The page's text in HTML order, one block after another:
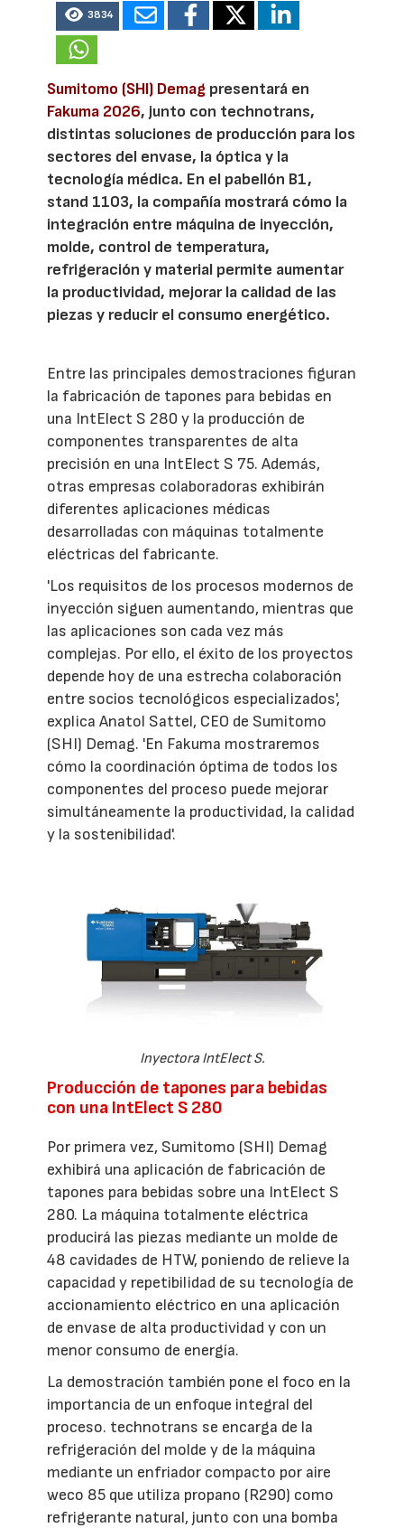
3834
Sumitomo (SHI) Demag presentará en
Fakuma 2026, junto con technotrans,
distintas soluciones de producción para los
sectores del envase, la óptica y la
tecnología médica. En el pabellón B1,
stand 1103, la compañía mostrará cómo la
integración entre máquina de inyección,
molde, control de temperatura,
refrigeración y material permite aumentar
la productividad, mejorar la calidad de las
piezas y reducir el consumo energético.
Entre las principales demostraciones figuran
la fabricación de tapones para bebidas en
una IntElect S 280 y la producción de
componentes transparentes de alta
precisión en una IntElect S 75. Además,
otras empresas colaboradoras exhibirán
diferentes aplicaciones médicas
desarrolladas con máquinas totalmente
eléctricas del fabricante.
'Los requisitos de los procesos modernos de
inyección siguen aumentando, mientras que
las aplicaciones son cada vez más
complejas. Por ello, el éxito de los proyectos
depende hoy de una estrecha colaboración
entre socios tecnológicos especializados',
explica Anatol Sattel, CEO de Sumitomo
(SHI) Demag. 'En Fakuma mostraremos
cómo la coordinación óptima de todos los
componentes del proceso puede mejorar
simultáneamente la productividad, la calidad
y la sostenibilidad'.
Inyectora IntElect S.
Producción de tapones para bebidas
con una IntElect S 280
Por primera vez, Sumitomo (SHI) Demag
exhibirá una aplicación de fabricación de
tapones para bebidas sobre una IntElect S
280. La máquina totalmente eléctrica
producirá las piezas mediante un molde de
48 cavidades de HTW, poniendo de relieve la
capacidad y repetibilidad de su tecnología de
accionamiento eléctrico en una aplicación
de envase de alta productividad y con un
menor consumo de energía.
La demostración también pone el foco en la
importancia de un enfoque integral del
proceso. technotrans se encarga de la
refrigeración del molde y de la máquina
mediante un enfriador compacto por aire
weco 85 que utiliza propano (R290) como
refrigerante natural, junto con una bomba